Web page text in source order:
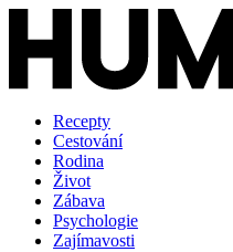
Recepty
Cestování
Rodina
Život
Zábava
Psychologie
Zajímavosti